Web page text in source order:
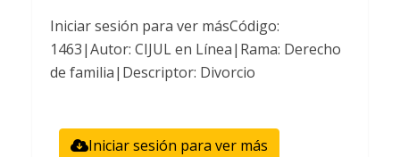
Iniciar sesión para ver másCódigo:
1463|Autor: CIJUL en Línea|Rama: Derecho
de familia|Descriptor: Divorcio
Iniciar sesión para ver más